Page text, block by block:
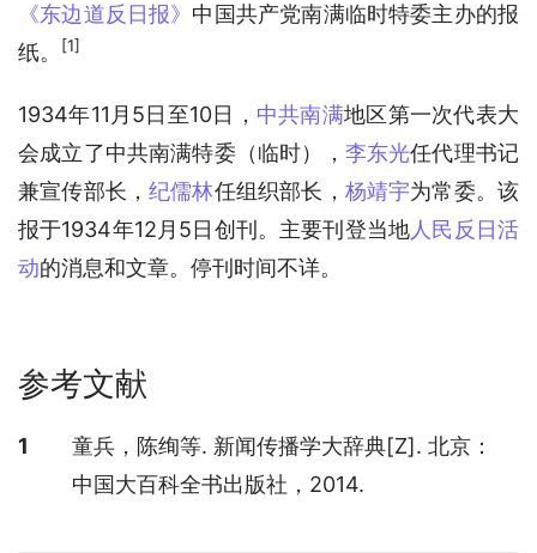
《东边道反日报》 中国共产党南满临时特委主办的报
纸。
[1]
1934年11月5日至10日， 中共南满地区第一次代表大
会成立了中共南满特委（临时）， 李东光任代理书记
兼宣传部长，纪儒林任组织部长， 杨靖宇为常委。该
报于1934年12月5日创刊。主要刊登当地人民反日活
动的消息和文章。停刊时间不详。
参考文献
参考文献
1
童兵，陈绚等. 新闻传播学大辞典[Z]. 北京：
中国大百科全书出版社，2014.